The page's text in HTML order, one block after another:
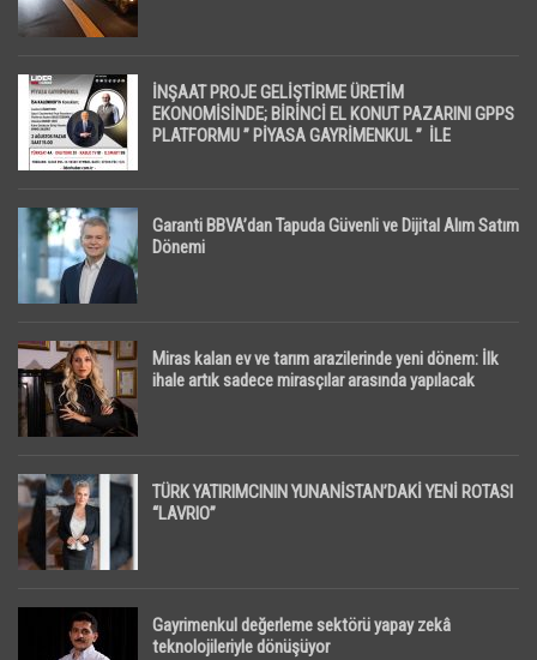
İNŞAAT PROJE GELİŞTİRME ÜRETİM
EKONOMİSİNDE; BİRİNCİ EL KONUT PAZARINI GPPS
PLATFORMU ” PİYASA GAYRİMENKUL ” İLE
Garanti BBVA’dan Tapuda Güvenli ve Dijital Alım Satım
Dönemi
Miras kalan ev ve tarım arazilerinde yeni dönem: İlk
ihale artık sadece mirasçılar arasında yapılacak
TÜRK YATIRIMCININ YUNANİSTAN’DAKİ YENİ ROTASI
“LAVRIO”
Gayrimenkul değerleme sektörü yapay zekâ
teknolojileriyle dönüşüyor